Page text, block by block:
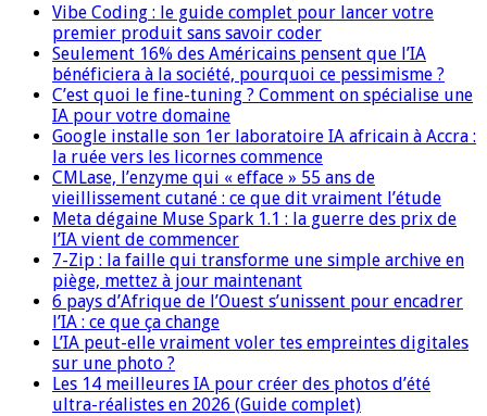
Vibe Coding : le guide complet pour lancer votre
premier produit sans savoir coder
Seulement 16% des Américains pensent que l’IA
bénéficiera à la société, pourquoi ce pessimisme ?
C’est quoi le fine-tuning ? Comment on spécialise une
IA pour votre domaine
Google installe son 1er laboratoire IA africain à Accra :
la ruée vers les licornes commence
CMLase, l’enzyme qui « efface » 55 ans de
vieillissement cutané : ce que dit vraiment l’étude
Meta dégaine Muse Spark 1.1 : la guerre des prix de
l’IA vient de commencer
7-Zip : la faille qui transforme une simple archive en
piège, mettez à jour maintenant
6 pays d’Afrique de l’Ouest s’unissent pour encadrer
l’IA : ce que ça change
L’IA peut-elle vraiment voler tes empreintes digitales
sur une photo ?
Les 14 meilleures IA pour créer des photos d’été
ultra-réalistes en 2026 (Guide complet)